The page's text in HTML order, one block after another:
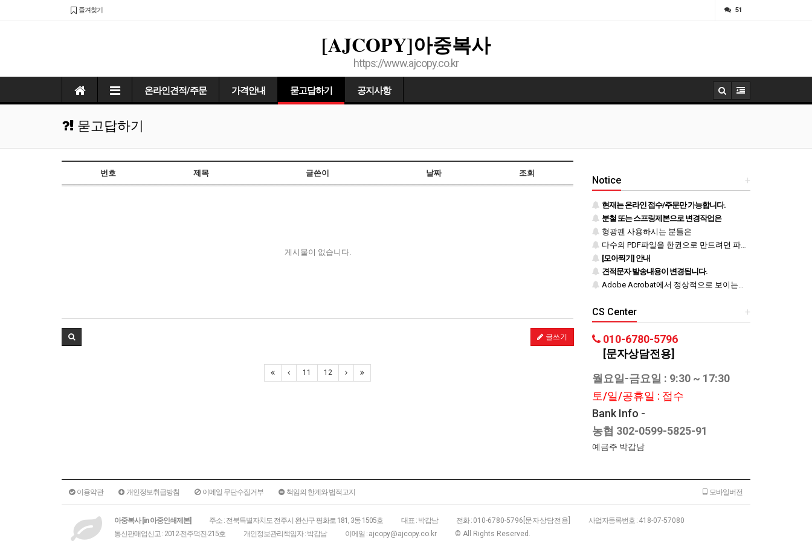
즐겨찾기 51
[AJCOPY]아중복사
https://www.ajcopy.co.kr
온라인견적/주문 가격안내 묻고답하기 공지사항
묻고답하기
번호 제목 글쓴이 날짜 조회
게시물이 없습니다.
글쓰기
11 12
+
Notice
현재는 온라인 접수/주문만 가능합니다.
분철 또는 스프링제본으로 변경작업은
형광펜 사용하시는 분들은
다수의 PDF파일을 한권으로 만드려면 파일을 하나로 병합 후 등록하시기 바랍니다.
[모아찍기] 안내
견적문자 발송내용이 변경됩니다.
Adobe Acrobat에서 정상적으로 보이는지 반드시 확인하시기 바랍니다.
+
CS Center
010-6780-5796
[문자상담전용]
월요일-금요일 : 9:30 ~ 17:30
토/일/공휴일 : 접수
Bank Info -
농협 302-0599-5825-91
예금주 박갑남
이용약관 개인정보취급방침 이메일 무단수집거부 책임의 한계와 법적고지 모바일버전
아중복사 [in 아중인쇄제본] 주소 : 전북특별자치도 전주시 완산구 평화로 181, 3동 1505호 대표 : 박갑남 전화 : 010-6780-5796[문자상담전용] 사업자등록번호 : 418-07-57080
통신판매업신고 : 2012-전주덕진-215호
개인정보관리책임자 : 박갑남 이메일 : ajcopy@ajcopy.co.kr © All Rights Reserved.